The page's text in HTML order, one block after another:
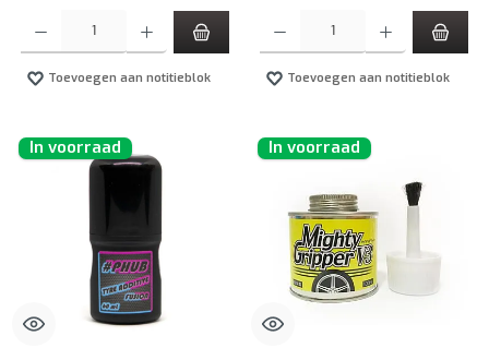
Toevoegen aan notitieblok Toevoegen aan notitieblok
In voorraad In voorraad